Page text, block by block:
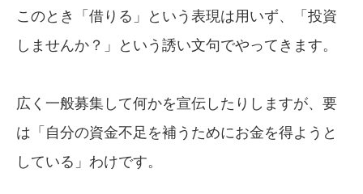
このとき「借りる」という表現は用いず、「投資
しませんか？」という誘い文句でやってきます。
広く一般募集して何かを宣伝したりしますが、要
は「自分の資金不足を補うためにお金を得ようと
している」わけです。